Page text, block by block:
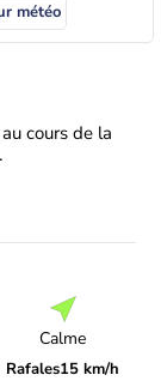
météo
cours de la
Calme
Rafales15 km/h